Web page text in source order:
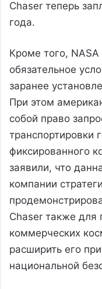
Chaser теперь
года.
Кроме того, NASA
обязательное
заранее
При этом
собой право
транспортировки
фиксированного
заявили, что
компании
Chaser также
коммерческих
расширить его
национальной